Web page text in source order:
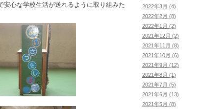
心な学校生活が送れるように取り組みた
2022年3月 (4)
2022年2月 (8)
2022年1月 (2)
2021年12月 (2)
2021年11月 (8)
2021年10月 (6)
2021年9月 (12)
2021年8月 (1)
2021年7月 (5)
2021年6月 (13)
2021年5月 (8)